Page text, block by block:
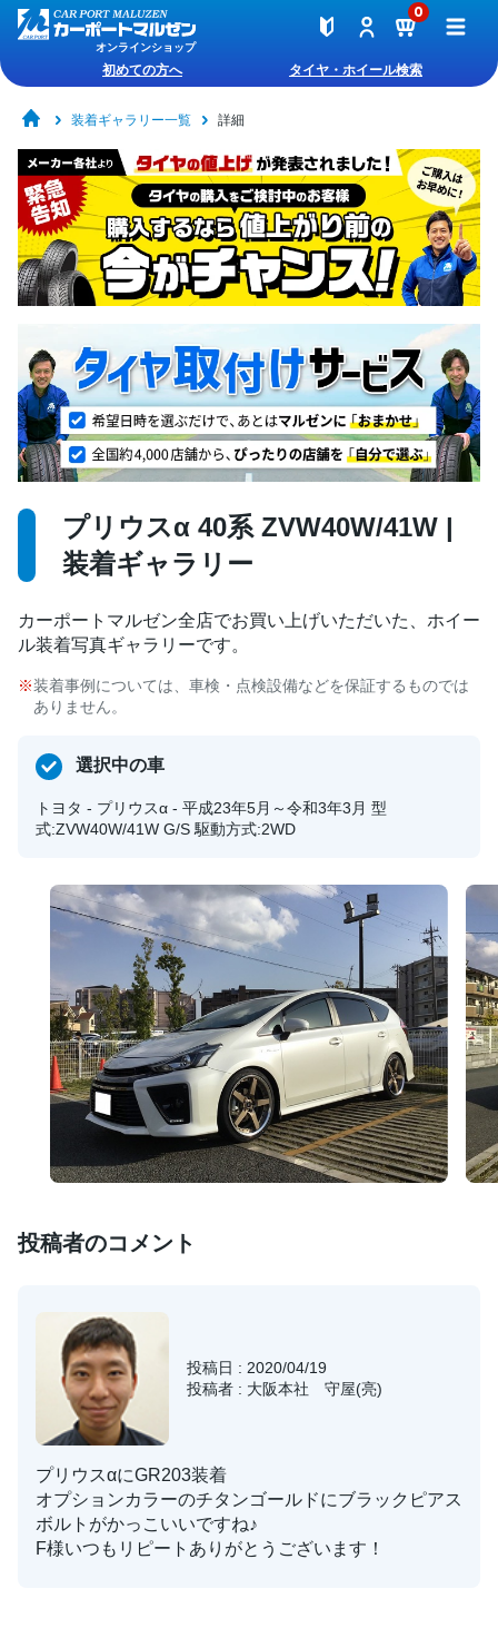
オンラインショップ
0
初めての方へ タイヤ・ホイール検索
装着ギャラリー一覧 詳細
プリウスα 40系 ZVW40W/41W |
装着ギャラリー
カーポートマルゼン全店でお買い上げいただいた、ホイー
ル装着写真ギャラリーです。
装着事例については、車検・点検設備などを保証するものでは
ありません。
選択中の車
トヨタ - プリウスα - 平成23年5月～令和3年3月 型
式:ZVW40W/41W G/S 駆動方式:2WD
投稿者のコメント
投稿日 : 2020/04/19
投稿者 : 大阪本社 守屋(亮)
プリウスαにGR203装着
オプションカラーのチタンゴールドにブラックピアス
ボルトがかっこいいですね♪
F様いつもリピートありがとうございます！